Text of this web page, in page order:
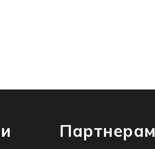
Партнерам